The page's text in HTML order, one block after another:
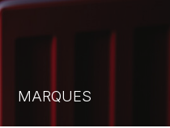
MARQUES